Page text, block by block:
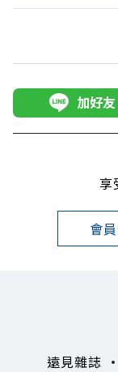
加好友
享
會
遠見雜誌